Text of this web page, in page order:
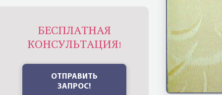
БЕСПЛАТНАЯ
КОНСУЛЬТАЦИЯ!
ОТПРАВИТЬ
ЗАПРОС!